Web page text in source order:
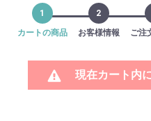
1
カートの商品
2
お客様情報
ご注
現在カート内